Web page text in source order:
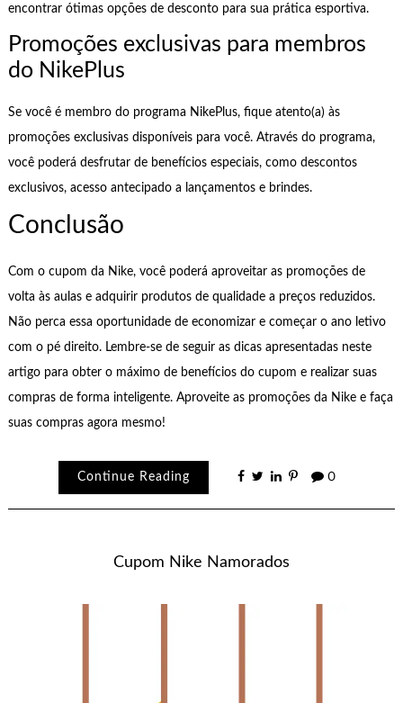
encontrar ótimas opções de desconto para sua prática esportiva.
Promoções exclusivas para membros
do NikePlus
Se você é membro do programa NikePlus, fique atento(a) às
promoções exclusivas disponíveis para você. Através do programa,
você poderá desfrutar de benefícios especiais, como descontos
exclusivos, acesso antecipado a lançamentos e brindes.
Conclusão
Com o cupom da Nike, você poderá aproveitar as promoções de
volta às aulas e adquirir produtos de qualidade a preços reduzidos.
Não perca essa oportunidade de economizar e começar o ano letivo
com o pé direito. Lembre-se de seguir as dicas apresentadas neste
artigo para obter o máximo de benefícios do cupom e realizar suas
compras de forma inteligente. Aproveite as promoções da Nike e faça
suas compras agora mesmo!
Continue Reading 0
Cupom Nike Namorados